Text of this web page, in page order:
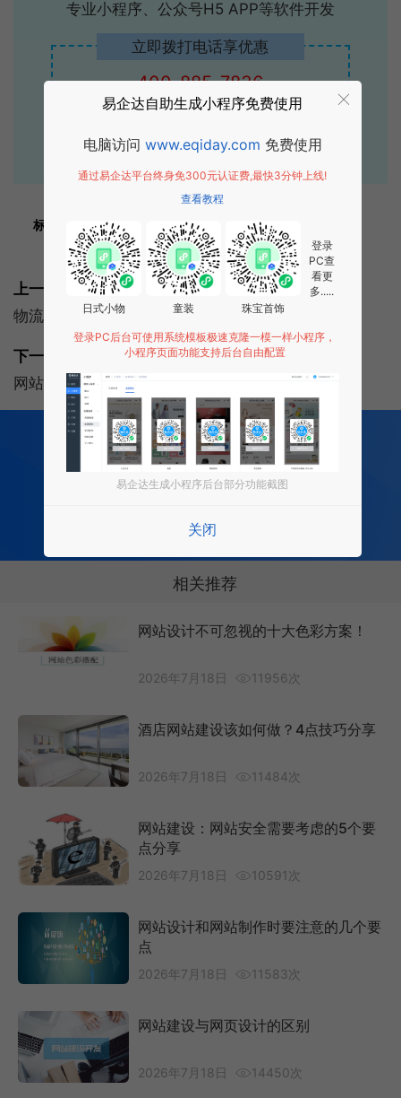
专业小程序、公众号H5 APP等软件开发
立即拨打电话享优惠
400-885-7836
标签: 常见问题 解决方案 网站建设
化妆品
上一篇:
物流网站建设需具备三大功能
下一篇:
网站建设:企业网站建设的必要性
免费试用小程序
200
多项功能全部免费开发
全行业场景 适用
0 成本 0 门槛 一键生成
让每个商家都拥有适合自己的小程序
相关推荐
网站设计不可忽视的十大色彩方案！
2026年7月18日 11956次
酒店网站建设该如何做？4点技巧分享
2026年7月18日 11484次
网站建设：网站安全需要考虑的5个要
点分享
2026年7月18日 10591次
网站设计和网站制作时要注意的几个要
点
2026年7月18日 11583次
网站建设与网页设计的区别
2026年7月18日 14450次
易企达自助生成小程序免费使用
电脑访问 www.eqiday.com 免费使用
通过易企达平台终身免300元认证费,最快3分钟上线!
查看教程
日式小物 童装 珠宝首饰
登录
PC查
看更
多.....
登录PC后台可使用系统模板极速克隆一模一样小程序，
小程序页面功能支持后台自由配置
易企达生成小程序后台部分功能截图
关闭